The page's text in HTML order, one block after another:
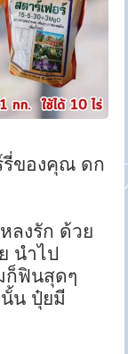
รี่ของคุณ ดก
ลงรัก ด้วย
นำไป
ก็ฟินสุดๆ
น ปุ๋ยมี